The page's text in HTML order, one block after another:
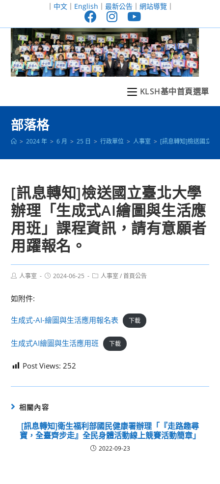
至
｜ 中文｜ English ｜ 最新公告｜ 網站導覽｜
KLSH基中首頁選單
部落格
> 2024 年 > 6 月 > 25 日 > 行政單位 > 人事室 > [訊息轉知]檢送國立臺
[訊息轉知]檢送國立臺北大學
辦理「生成式AI繪圖與生活應
用班」課程資訊，請有意願者
用躍報名。
Post人事室
Post2024-06-25
Post人事室 / 首頁公告
如附件:
生成式-AI-繪圖與生活應用報名表 下載
生成式AI繪圖與生活應用班 下載
Post Views: 252
相關內容
[訊息轉知]衛生福利部國民健康署辦理「『走路趣尋
寶，全臺齊步走』全民身體活動線上競賽活動簡章」
2022-09-23